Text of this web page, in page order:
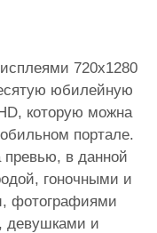
720х1280
юбилейную
которую можна
портале.
превью, в данной
гоночными и
фотографиями
девушками и